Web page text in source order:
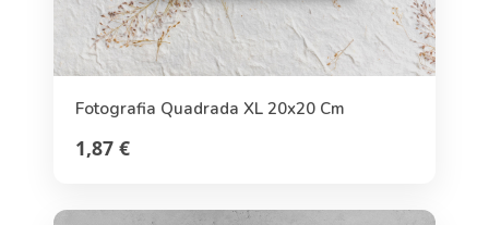
Fotografia Quadrada XL 20x20 Cm
1,87 €